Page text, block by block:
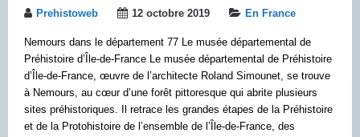
Prehistoweb 12 octobre 2019 En France
Nemours dans le département 77 Le musée départemental de
Préhistoire d’Île-de-France Le musée départemental de Préhistoire
d’Île-de-France, œuvre de l’architecte Roland Simounet, se trouve
à Nemours, au cœur d’une forêt pittoresque qui abrite plusieurs
sites préhistoriques. Il retrace les grandes étapes de la Préhistoire
et de la Protohistoire de l’ensemble de l’Île-de-France, des